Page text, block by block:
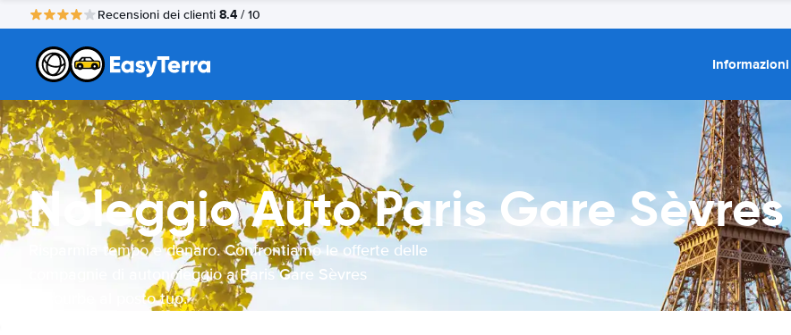
Recensioni dei clienti 8.4 / 10
Noleggio Auto Paris Gare
Risparmia tempo e denaro. Confrontiamo le offerte delle
compagnie di autonoleggio a Paris Gare Sèvres
Lecourbe al posto tuo.